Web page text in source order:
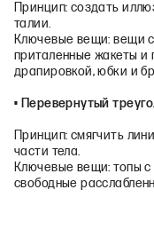
Принцип: создать
талии.
Ключевые вещи: вещи
приталенные жакеты и
драпировкой, юбки и
• Перевернутый
Принцип: смягчить
части тела.
Ключевые вещи: топы
свободные